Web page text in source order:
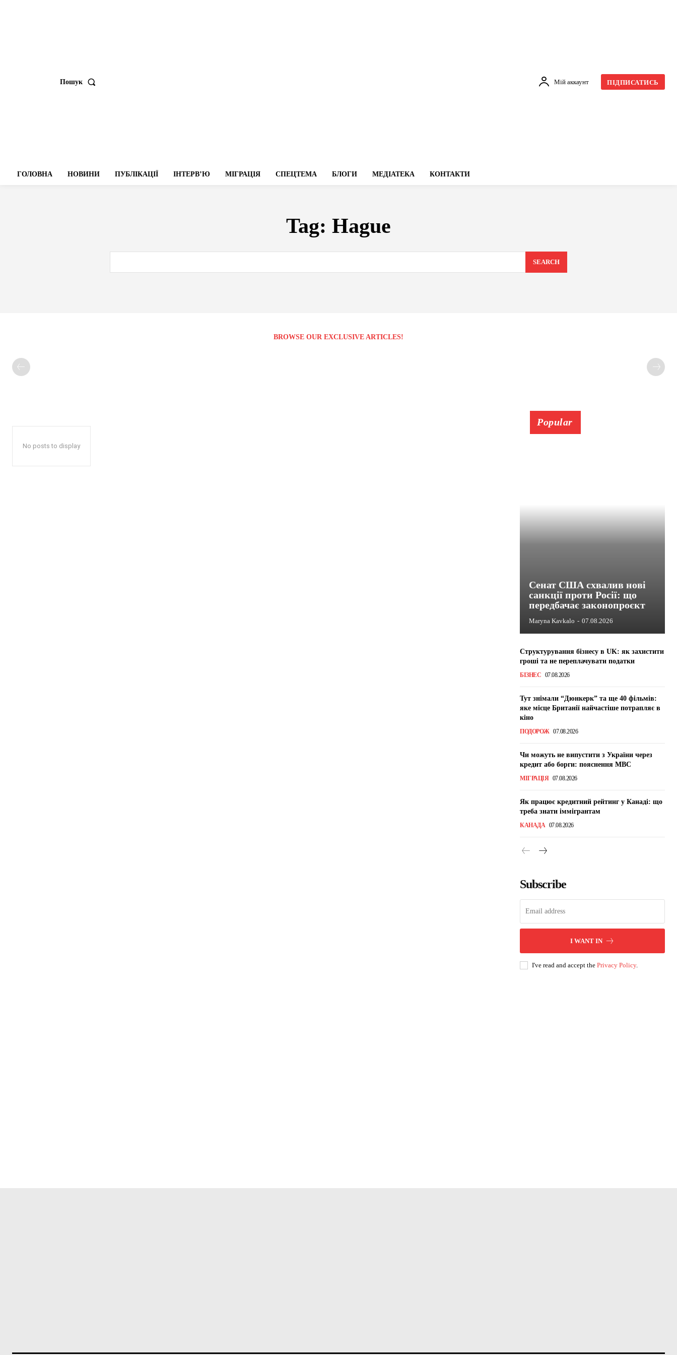
Пошук Мій аккаунт ПІДПИСАТИСЬ
ГОЛОВНА НОВИНИ ПУБЛІКАЦІЇ ІНТЕРВʼЮ МІГРАЦІЯ СПЕЦТЕМА БЛОГИ МЕДІАТЕКА КОНТАКТИ
Tag: Hague
SEARCH
BROWSE OUR EXCLUSIVE ARTICLES!
No posts to display
Popular
Сенат США схвалив нові
санкції проти Росії: що
передбачає законопроєкт
Maryna Kavkalo - 07.08.2026
Структурування бізнесу в UK: як захистити
гроші та не переплачувати податки
БІЗНЕС 07.08.2026
Тут знімали “Дюнкерк” та ще 40 фільмів:
яке місце Британії найчастіше потрапляє в
кіно
ПОДОРОЖ 07.08.2026
Чи можуть не випустити з України через
кредит або борги: пояснення МВС
МІГРАЦІЯ 07.08.2026
Як працює кредитний рейтинг у Канаді: що
треба знати іммігрантам
КАНАДА 07.08.2026
Subscribe
I WANT IN
I've read and accept the Privacy Policy.